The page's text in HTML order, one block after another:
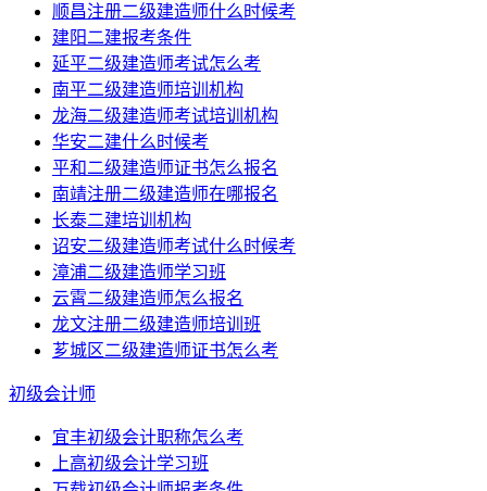
顺昌注册二级建造师什么时候考
建阳二建报考条件
延平二级建造师考试怎么考
南平二级建造师培训机构
龙海二级建造师考试培训机构
华安二建什么时候考
平和二级建造师证书怎么报名
南靖注册二级建造师在哪报名
长泰二建培训机构
诏安二级建造师考试什么时候考
漳浦二级建造师学习班
云霄二级建造师怎么报名
龙文注册二级建造师培训班
芗城区二级建造师证书怎么考
初级会计师
宜丰初级会计职称怎么考
上高初级会计学习班